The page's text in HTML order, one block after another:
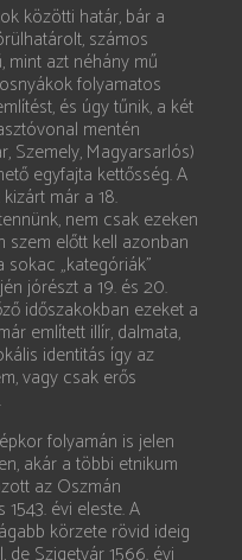
közötti határ, bár a
számos
mint azt néhány mű
folyamatos
és úgy tűnik, a két
mentén
Szemely, Magyarsarlós)
egyfajta kettősség. A
már a 18.
nem csak ezeken
szem előtt kell azonban
„kategóriák”
jórészt a 19. és 20.
időszakokban ezeket a
említett illír, dalmata,
identitás így az
vagy csak erős
folyamán is jelen
akár a többi etnikum
az Oszmán
évi eleste. A
körzete rövid ideig